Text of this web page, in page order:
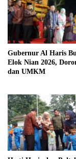
Gubernur Al Haris
Elok Nian 2026,
dan UMKM